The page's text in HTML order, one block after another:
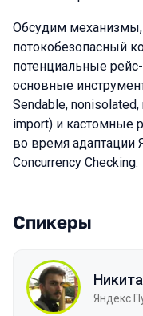
Обсудим механизмы,
потокобезопасный
потенциальные
основные
Sendable,
import) и кастомные
во время адаптации
Concurrency Checking.
Спикеры
Яндекс